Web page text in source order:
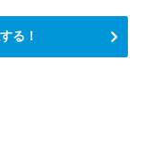
る！